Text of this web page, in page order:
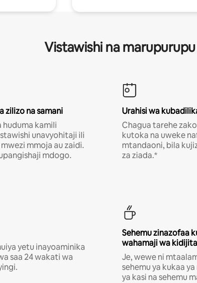
Vistawishi na
zilizo na samani
huduma kamili
unavyohitaji ili
mmoja au zaidi.
mdogo.
Urahisi wa
Chagua tarehe
kutoka na uweke
mtandaoni, bila
za ziada.*
yetu inayoaminika
saa 24 wakati wa
Sehemu zinazofaa
wahamaji wa
Je, wewe ni
sehemu ya kukaa
ya kasi na sehemu